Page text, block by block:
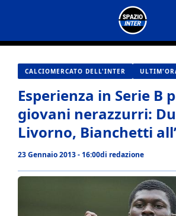
contenuto
CALCIOMERCATO DELL'INTER
Esperienza in Serie B
giovani nerazzurri:
Livorno, Bianchetti
23 Gennaio 2013 - 16:00di redazione